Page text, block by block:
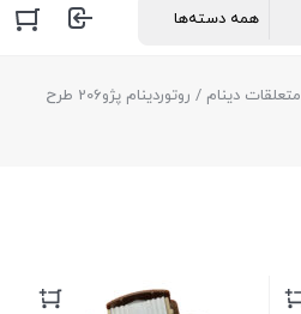
متعلقات دینام
/ روتوردینام پژو206 طرح